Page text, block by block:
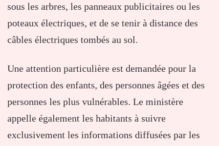
sous les arbres, les panneaux publicitaires ou les
poteaux électriques, et de se tenir à distance des
câbles électriques tombés au sol.
Une attention particulière est demandée pour la
protection des enfants, des personnes âgées et des
personnes les plus vulnérables. Le ministère
appelle également les habitants à suivre
exclusivement les informations diffusées par les